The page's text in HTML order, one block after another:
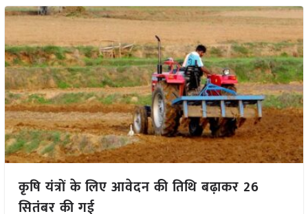
कृषि यंत्रों के लिए आवेदन की तिथि बढ़ाकर 26
सितंबर की गई